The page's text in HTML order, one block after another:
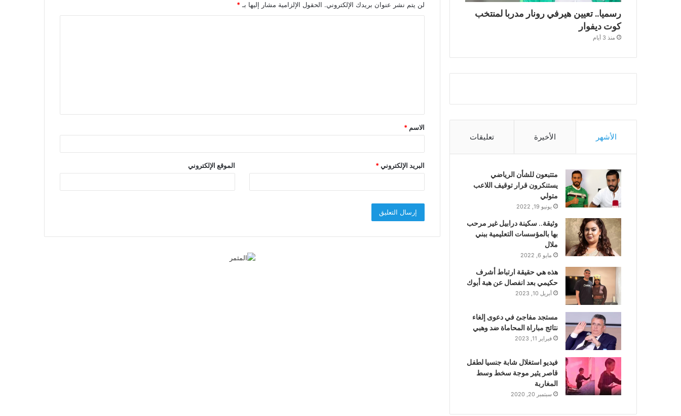
لن يتم نشر عنوان بريدك الإلكتروني. الحقول الإلزامية مشار إليها بـ*
ق
*
الاسم *
البريد الإلكتروني* الموقع الإلكتروني
رسميا.. تعيين هيرفي رونار مدربا لمنتخب
كوت ديفوار
منذ 3 أيام
الأشهر الأخيرة تعليقات
متتبعون للشأن الرياضي
يستنكرون قرار توقيف اللاعب
متولي
يونيو 19, 2022
وثيقة.. سكينة درابيل غير مرحب
بها بالمؤسسات التعليمية ببني
ملال
مايو 6, 2022
هذه هي حقيقة ارتباط أشرف
حكيمي بعد انفصال عن هبة أبوك
أبريل 10, 2023
مستجد مفاجئ في دعوى إلغاء
نتائج مباراة المحاماة ضد وهبي
فبراير 11, 2023
فيديو استغلال شابة جنسيا لطفل
قاصر يثير موجة سخط وسط
المغاربة
سبتمبر 20, 2020